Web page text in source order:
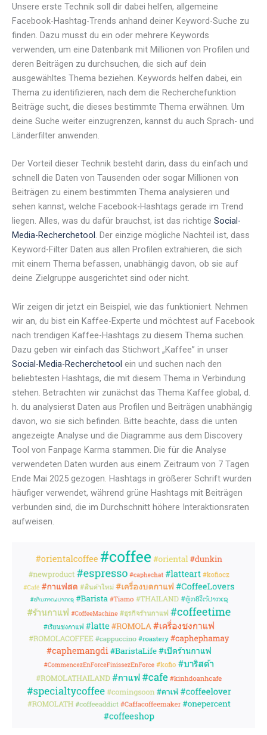
Unsere erste Technik soll dir dabei helfen, allgemeine
Facebook-Hashtag-Trends anhand deiner Keyword-Suche zu
finden. Dazu musst du ein oder mehrere Keywords
verwenden, um eine Datenbank mit Millionen von Profilen und
deren Beiträgen zu durchsuchen, die sich auf dein
ausgewähltes Thema beziehen. Keywords helfen dabei, ein
Thema zu identifizieren, nach dem die Recherchefunktion
Beiträge sucht, die dieses bestimmte Thema erwähnen. Um
deine Suche weiter einzugrenzen, kannst du auch Sprach- und
Länderfilter anwenden.
Der Vorteil dieser Technik besteht darin, dass du einfach und
schnell die Daten von Tausenden oder sogar Millionen von
Beiträgen zu einem bestimmten Thema analysieren und
sehen kannst, welche Facebook-Hashtags gerade im Trend
liegen. Alles, was du dafür brauchst, ist das richtige Social-
Media-Recherchetool. Der einzige mögliche Nachteil ist, dass
Keyword-Filter Daten aus allen Profilen extrahieren, die sich
mit einem Thema befassen, unabhängig davon, ob sie auf
deine Zielgruppe ausgerichtet sind oder nicht.
Wir zeigen dir jetzt ein Beispiel, wie das funktioniert. Nehmen
wir an, du bist ein Kaffee-Experte und möchtest auf Facebook
nach trendigen Kaffee-Hashtags zu diesem Thema suchen.
Dazu geben wir einfach das Stichwort „Kaffee” in unser
Social-Media-Recherchetool ein und suchen nach den
beliebtesten Hashtags, die mit diesem Thema in Verbindung
stehen. Betrachten wir zunächst das Thema Kaffee global, d.
h. du analysierst Daten aus Profilen und Beiträgen unabhängig
davon, wo sie sich befinden. Bitte beachte, dass die unten
angezeigte Analyse und die Diagramme aus dem Discovery
Tool von Fanpage Karma stammen. Die für die Analyse
verwendeten Daten wurden aus einem Zeitraum von 7 Tagen
Ende Mai 2025 gezogen. Hashtags in größerer Schrift wurden
häufiger verwendet, während grüne Hashtags mit Beiträgen
verbunden sind, die im Durchschnitt höhere Interaktionsraten
aufweisen.